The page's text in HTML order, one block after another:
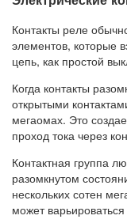
Контакты реле
элементов, которые
цепь, как простой
Когда контакты
открытыми
мегаомах. Это
проход тока через
Контактная группа
разомкнутом
нескольких сотен
может